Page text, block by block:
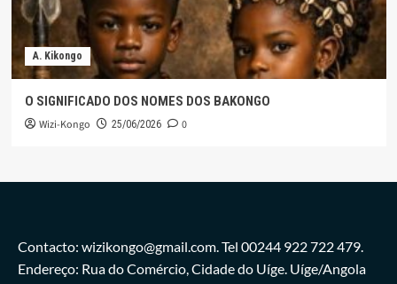
A. Kikongo
O SIGNIFICADO DOS NOMES DOS BAKONGO
Wizi-Kongo 25/06/2026 0
Contacto: wizikongo@gmail.com. Tel 00244 922 722 479.
Endereço: Rua do Comércio, Cidade do Uíge. Uíge/Angola